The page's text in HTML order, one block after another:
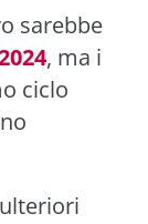
sarebbe
, ma i
ciclo